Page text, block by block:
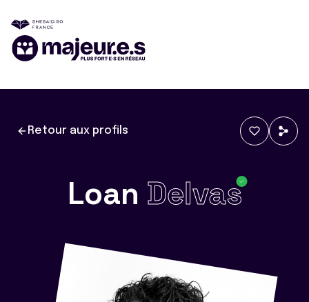
Retour aux profils
Loan Delvas